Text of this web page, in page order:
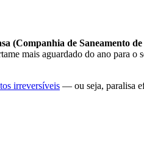
(Companhia de Saneamento
mais aguardado do ano para o
irreversíveis — ou seja, paralisa